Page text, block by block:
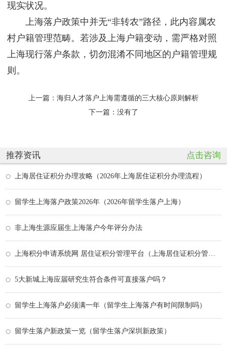
现实状况。
上海落户政策中并无“非转农”路径，此内容属农
村户籍管理范畴。若涉及上海户籍变动，需严格对照
上海现行落户条款，切勿混淆不同地区的户籍管理规
则。
上一篇： 海归人才落户上海需遵循的三大核心原则解析
下一篇：没有了
推荐资讯 点击咨询
上海居住证积分办理攻略（2026年上海居住证积分办理流程）
留学生上海落户政策2026年（2026年留学生落户上海）
非上海生源应届生上海落户今年评分办法
5大新城上海应届研究生符合条件可直接落户吗？
留学生上海落户必须满一年（留学生上海落户有时间限制吗）
留学生落户新政策一览（留学生落户深圳新政策）